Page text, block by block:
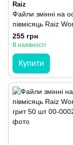
Raiz
Файли змінні на
півмісяць Raiz
грит 50 шт
255 грн
В наявності
Купити